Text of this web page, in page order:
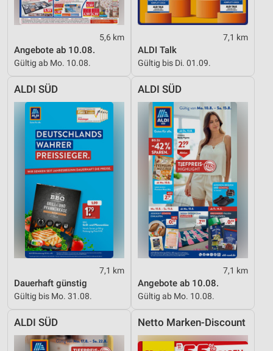
5,6 km
Angebote ab 10.08.
Gültig ab Mo. 10.08.
7,1 km
ALDI Talk
Gültig bis Di. 01.09.
ALDI SÜD
7,1 km
Dauerhaft günstig
Gültig bis Mo. 31.08.
ALDI SÜD
7,1 km
Angebote ab 10.08.
Gültig ab Mo. 10.08.
ALDI SÜD Netto Marken-Discount